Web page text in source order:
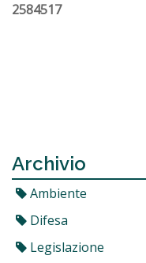
2584517
Archivio
Ambiente
Difesa
Legislazione